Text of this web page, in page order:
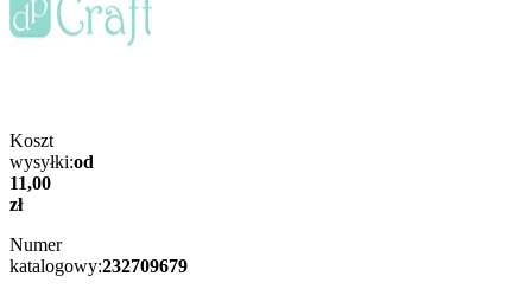
Koszt
wysyłki:od
11,00
zł
Numer
katalogowy:232709679